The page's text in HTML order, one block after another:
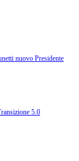
nuovo Presidente
5.0